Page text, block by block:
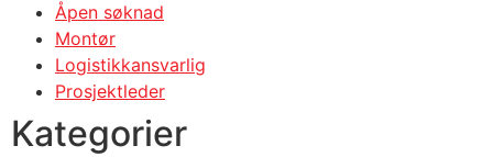
Åpen søknad
Montør
Logistikkansvarlig
Prosjektleder
Kategorier